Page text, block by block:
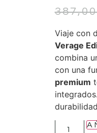
Viaje con
Verage
combina
con una
premium